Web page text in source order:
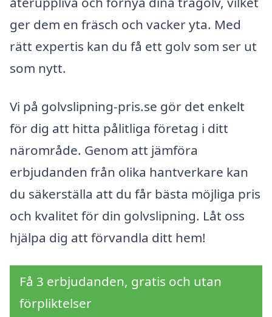
ger dem en fräsch och vacker yta. Med
rätt expertis kan du få ett golv som ser ut
som nytt.
Vi på golvslipning-pris.se gör det enkelt
för dig att hitta pålitliga företag i ditt
närområde. Genom att jämföra
erbjudanden från olika hantverkare kan
du säkerställa att du får bästa möjliga pris
och kvalitet för din golvslipning. Låt oss
hjälpa dig att förvandla ditt hem!
Få 3 erbjudanden, gratis och utan
förpliktelser